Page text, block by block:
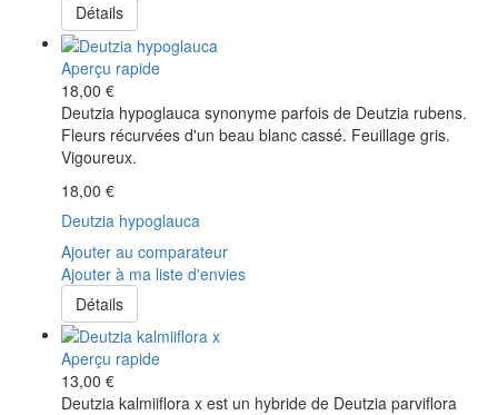
Détails
Aperçu rapide
18,00 €
Deutzia hypoglauca synonyme parfois de Deutzia rubens.
Fleurs récurvées d'un beau blanc cassé. Feuillage gris.
Vigoureux.
18,00 €
Deutzia hypoglauca
Ajouter au comparateur
Ajouter à ma liste d'envies
Détails
Aperçu rapide
13,00 €
Deutzia kalmiiflora x est un hybride de Deutzia parviflora